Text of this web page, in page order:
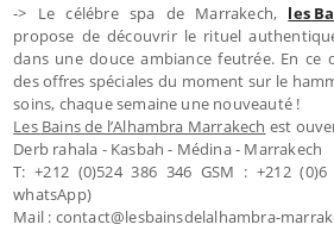
-> Le célébre spa de Marrakech, les
propose de découvrir le rituel
dans une douce ambiance feutrée. En ce
des offres spéciales du moment sur le
soins, chaque semaine une nouveauté !
Les Bains de l’Alhambra Marrakech est
Derb rahala - Kasbah - Médina - Marrakech
T: +212 (0)524 386 346 GSM : +212
whatsApp)
Mail : contact@lesbainsdelalhambra-